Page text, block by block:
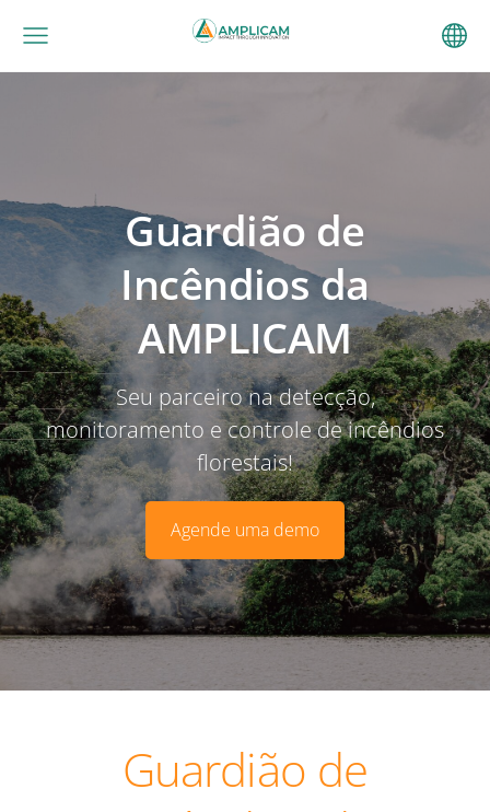
Guardião de
Incêndios da
AMPLICAM
Seu parceiro na detecção,
monitoramento e controle de incêndios
florestais!
​Agende uma demo​
Guardião de